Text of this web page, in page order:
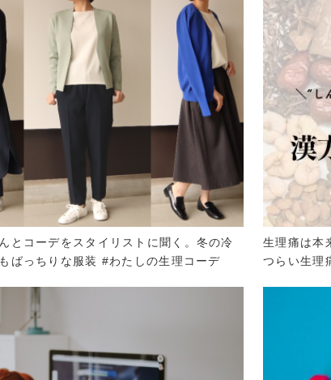
とコーデをスタイリストに聞く。冬の冷
ばっちりな服装 #わたしの生理コーデ
生理痛は本
つらい生理